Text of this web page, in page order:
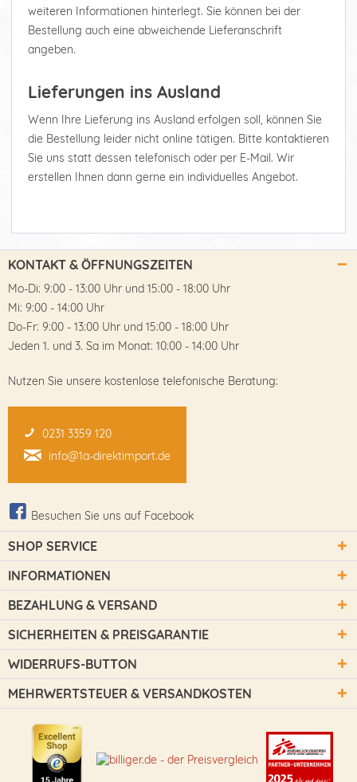
weiteren Informationen hinterlegt. Sie können bei der
Bestellung auch eine abweichende Lieferanschrift
angeben.
Lieferungen ins Ausland
Wenn Ihre Lieferung ins Ausland erfolgen soll, können Sie
die Bestellung leider nicht online tätigen. Bitte kontaktieren
Sie uns statt dessen telefonisch oder per E-Mail. Wir
erstellen Ihnen dann gerne ein individuelles Angebot.
KONTAKT & ÖFFNUNGSZEITEN
Mo-Di: 9:00 - 13:00 Uhr und 15:00 - 18:00 Uhr
Mi: 9:00 - 14:00 Uhr
Do-Fr: 9:00 - 13:00 Uhr und 15:00 - 18:00 Uhr
Jeden 1. und 3. Sa im Monat: 10:00 - 14:00 Uhr
Nutzen Sie unsere kostenlose telefonische Beratung:
0231 3359 120
info@1a-direktimport.de
Besuchen Sie uns auf Facebook
SHOP SERVICE
INFORMATIONEN
BEZAHLUNG & VERSAND
SICHERHEITEN & PREISGARANTIE
WIDERRUFS-BUTTON
MEHRWERTSTEUER & VERSANDKOSTEN